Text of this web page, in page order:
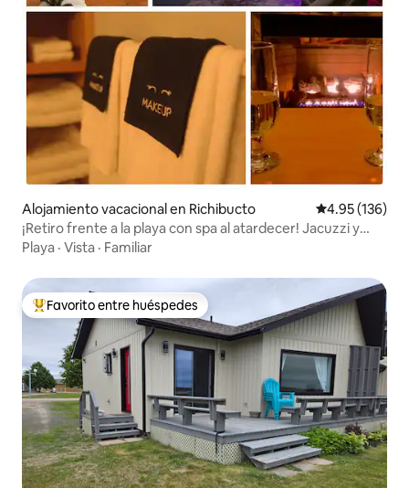
Alojamiento vacacional en Richibucto Calificación
4.95 (136)
¡Retiro frente a la playa con spa al atardecer! Jacuzzi y
parque nacional
Playa · Vista · Familiar
Favorito entre huéspedes preferido
Favorito entre huéspedes